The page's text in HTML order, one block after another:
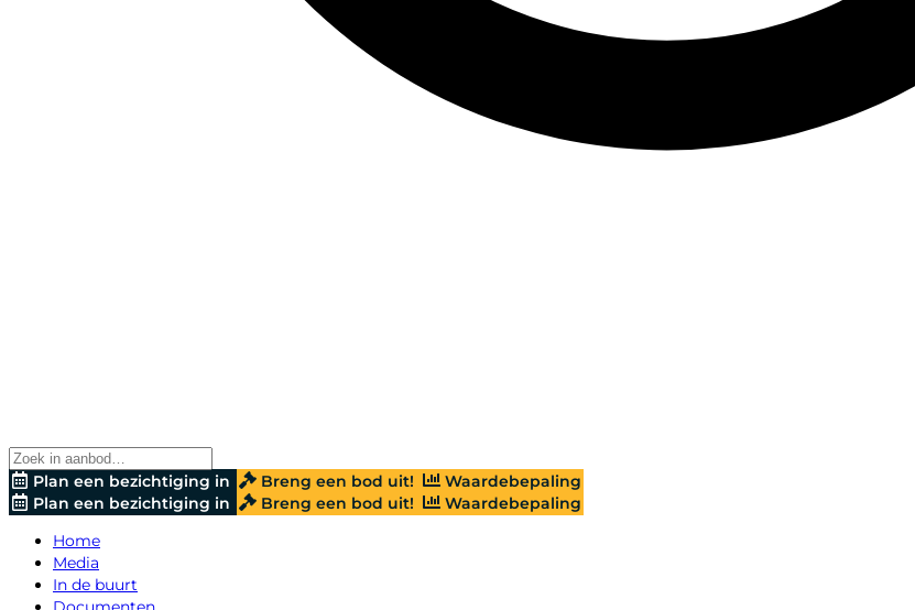
Plan een bezichtiging in Breng een bod uit!
Waardebepaling
Plan een bezichtiging in
Breng een bod uit!
Waardebepaling
Home
Media
In de buurt